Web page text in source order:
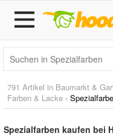
791 Artikel in Baumarkt &
Farben & Lacke ›
Spezialfarben kaufen bei